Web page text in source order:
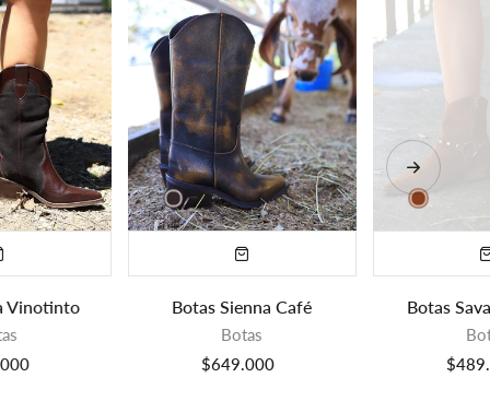
Botas Sienna Café Botas Savannah Miel